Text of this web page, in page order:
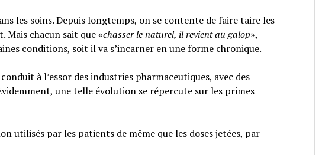
les soins. Depuis longtemps, on se contente de faire taire les
chacun sait que «chasser le naturel, il revient au galop»,
conditions, soit il va s’incarner en une forme chronique.
à l’essor des industries pharmaceutiques, avec des
une telle évolution se répercute sur les primes
utilisés par les patients de même que les doses jetées, par